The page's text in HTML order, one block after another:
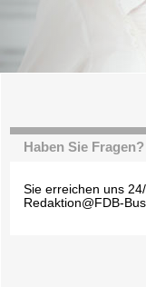
Haben Sie Fragen?
Sie erreichen uns
Redaktion@FDB-